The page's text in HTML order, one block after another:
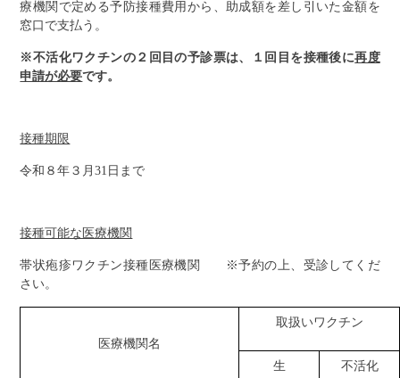
療機関で定める予防接種費用から、助成額を差し引いた金額を
窓口で支払う。
※不活化ワクチンの２回目の予診票は、１回目を接種後に再度
申請が必要です。
接種期限
令和８年３月31日まで
接種可能な医療機関
帯状疱疹ワクチン接種医療機関 ※予約の上、受診してくだ
さい。
医療機関名
取扱いワクチン
生 不活化